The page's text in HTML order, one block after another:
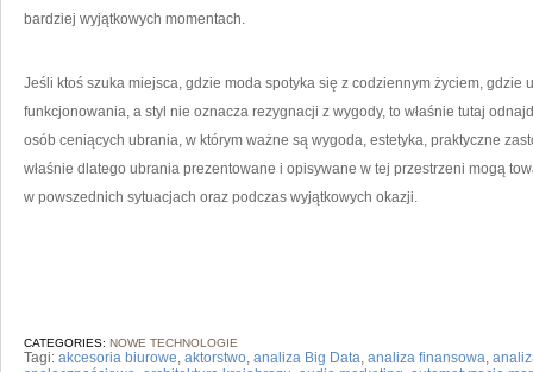
bardziej wyjątkowych momentach.
Jeśli ktoś szuka miejsca, gdzie moda spotyka się z codziennym życiem,
funkcjonowania, a styl nie oznacza rezygnacji z wygody, to właśnie tutaj
osób ceniących ubrania, w którym ważne są wygoda, estetyka, praktyczne
właśnie dlatego ubrania prezentowane i opisywane w tej przestrzeni mogą
w powszednich sytuacjach oraz podczas wyjątkowych okazji.
CATEGORIES: NOWE TECHNOLOGIE
Tagi: akcesoria biurowe, aktorstwo, analiza Big Data, analiza finansowa,